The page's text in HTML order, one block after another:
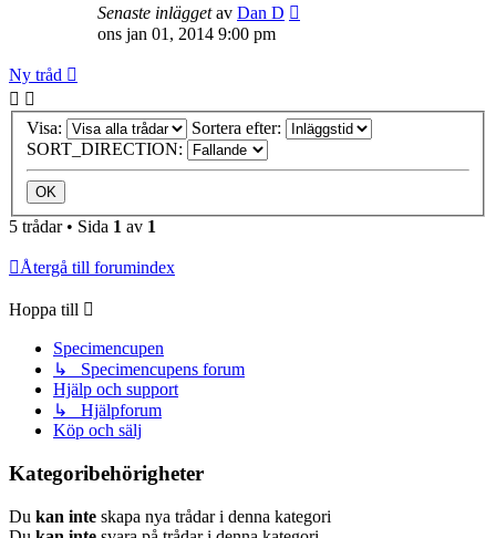
Senaste inläggetav Dan D
ons jan 01, 2014 9:00 pm
Ny tråd
Visa:
Sortera efter:
SORT_DIRECTION:
5 trådar • Sida 1 av 1
Återgå till forumindex
Hoppa till
Specimencupen
↳ Specimencupens forum
Hjälp och support
↳ Hjälpforum
Köp och sälj
Kategoribehörigheter
Du kan inte skapa nya trådar i denna kategori